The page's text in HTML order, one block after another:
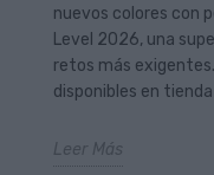
nuevos colores con
Level 2026, una
retos más
disponibles en
Leer Más